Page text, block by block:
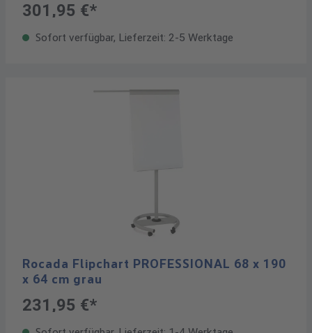
301,95 €*
Sofort verfügbar, Lieferzeit: 2-5 Werktage
Rocada Flipchart PROFESSIONAL 68 x 190
x 64 cm grau
231,95 €*